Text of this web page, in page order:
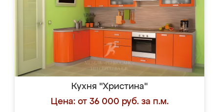
Кухня "Христина"
Цена: от 36 000 руб. за п.м.